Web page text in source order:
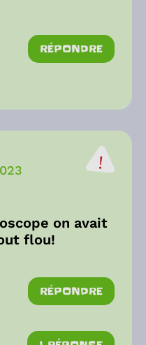
réactions
RÉPONDRE
on avait
flou!
réactions
RÉPONDRE